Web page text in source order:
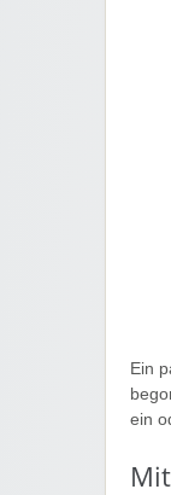
Ein
ein